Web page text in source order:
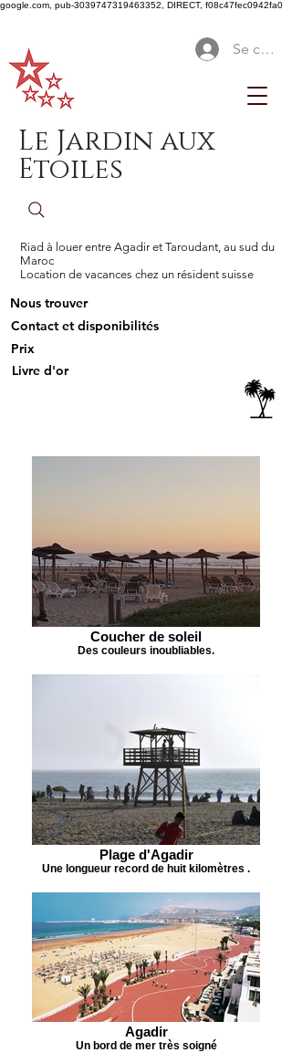
google.com, pub-3039747319463352, DIRECT, f08c47fec0942fa0
Se
Le Jardin aux
Etoiles
Riad à louer entre Agadir et Taroudant, au sud du
Maroc
Location de vacances chez un résident suisse
Nous trouver
Contact et disponibilités
Prix
Livre d'or
Coucher de soleil
Des couleurs inoubliables.
Plage d'Agadir
Une longueur record de huit kilomètres .
Agadir
Un bord de mer très soigné